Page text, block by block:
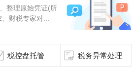
理原始凭证(所
财税专家对...
税控盘托管 税务异常处理